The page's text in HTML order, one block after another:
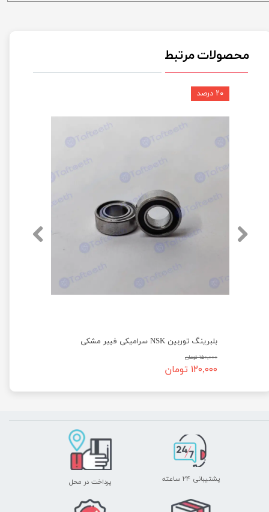
محصولات مرتبط
بلبرینگ توربین NSK سرامیکی فیبر مشکی
۱۵۰,۰۰۰ تومان
۱۲۰,۰۰۰ تومان
۲۰ درصد
پشتیبانی ۲۴ ساعته پرداخت در محل